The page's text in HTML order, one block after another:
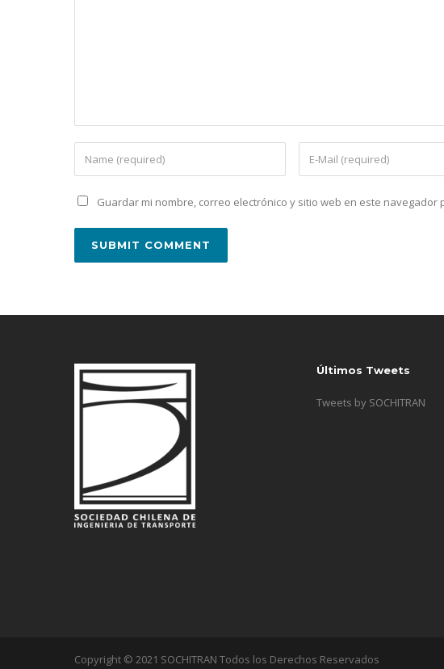
Guardar mi nombre, correo electrónico y sitio web en este navegador
Últimos Tweets
Tweets by SOCHITRAN
Copyright © 2021 SOCHITRAN Todos los Derechos Reservados